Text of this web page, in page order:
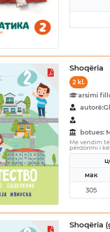
Shoqëria
2 kl.
arsimi
botues:
Me vendim të
përdorimi i
мак
305
Shoqëria